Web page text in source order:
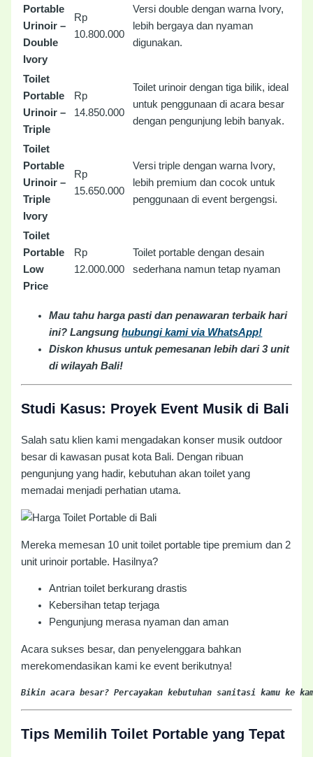
Portable
Urinoir –
Double
Ivory
Rp
10.800.000
Versi double dengan warna Ivory,
lebih bergaya dan nyaman
digunakan.
Toilet
Portable
Urinoir –
Triple
Rp
14.850.000
Toilet urinoir dengan tiga bilik, ideal
untuk penggunaan di acara besar
dengan pengunjung lebih banyak.
Toilet
Portable
Urinoir –
Triple
Ivory
Rp
15.650.000
Versi triple dengan warna Ivory,
lebih premium dan cocok untuk
penggunaan di event bergengsi.
Toilet
Portable
Low
Price
Rp
12.000.000
Toilet portable dengan desain
sederhana namun tetap nyaman
Mau tahu harga pasti dan penawaran terbaik hari
ini? Langsunghubungi kami via WhatsApp!
Diskon khusus untuk pemesanan lebih dari 3 unit
di wilayah Bali!
Studi Kasus: Proyek Event Musik di Bali
Salah satu klien kami mengadakan konser musik outdoor
besar di kawasan pusat kota Bali. Dengan ribuan
pengunjung yang hadir, kebutuhan akan toilet yang
memadai menjadi perhatian utama.
Mereka memesan 10 unit toilet portable tipe premium dan 2
unit urinoir portable. Hasilnya?
Antrian toilet berkurang drastis
Kebersihan tetap terjaga
Pengunjung merasa nyaman dan aman
Acara sukses besar, dan penyelenggara bahkan
merekomendasikan kami ke event berikutnya!
Bikin acara besar? Percayakan kebutuhan sanitasi kamu ke
Tips Memilih Toilet Portable yang Tepat